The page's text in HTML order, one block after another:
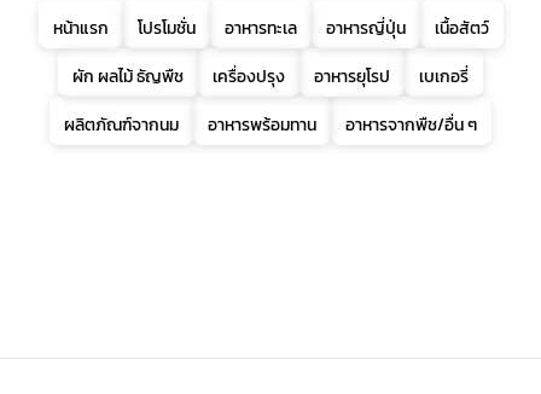
หน้าแรก โปรโมชั่น อาหารทะเล อาหารญี่ปุ่น
เนื้อสัตว์
ผัก ผลไม้ ธัญพืช
เครื่องปรุง อาหารยุโรป
เบเกอรี่
ผลิตภัณฑ์จากนม
อาหารพร้อมทาน อาหารจากพืช/อื่น ๆ